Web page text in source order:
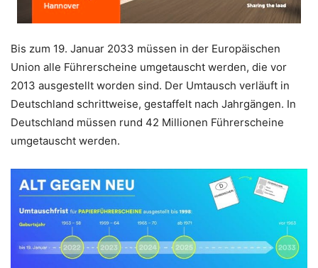
Bis zum 19. Januar 2033 müssen in der Europäischen
Union alle Führerscheine umgetauscht werden, die vor
2013 ausgestellt worden sind. Der Umtausch verläuft in
Deutschland schrittweise, gestaffelt nach Jahrgängen. In
Deutschland müssen rund 42 Millionen Führerscheine
umgetauscht werden.